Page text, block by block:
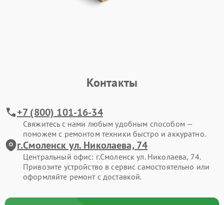
Контакты
+7 (800) 101-16-34
Свяжитесь с нами любым удобным способом —
поможем с ремонтом техники быстро и аккуратно.
г.Смоленск ул. Николаева, 74
Центральный офис: г.Смоленск ул. Николаева, 74.
Привозите устройство в сервис самостоятельно или
оформляйте ремонт с доставкой.